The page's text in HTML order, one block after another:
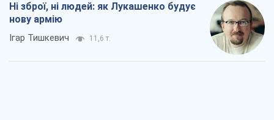
Ні зброї, ні людей: як Лукашенко будує
нову армію
Ігар Тишкевич 11,6 т.